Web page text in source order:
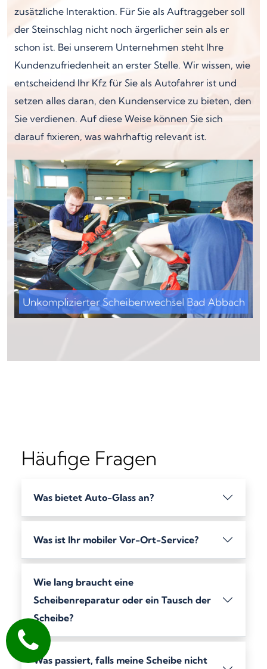
zusätzliche Interaktion. Für Sie als Auftraggeber soll
der Steinschlag nicht noch ärgerlicher sein als er
schon ist. Bei unserem Unternehmen steht Ihre
Kundenzufriedenheit an erster Stelle. Wir wissen, wie
entscheidend Ihr Kfz für Sie als Autofahrer ist und
setzen alles daran, den Kundenservice zu bieten, den
Sie verdienen. Auf diese Weise können Sie sich
darauf fixieren, was wahrhaftig relevant ist.
Häufige Fragen
Was bietet Auto-Glass an?
Was ist Ihr mobiler Vor-Ort-Service?
Wie lang braucht eine
Scheibenreparatur oder ein Tausch der
Scheibe?
Was passiert, falls meine Scheibe nicht